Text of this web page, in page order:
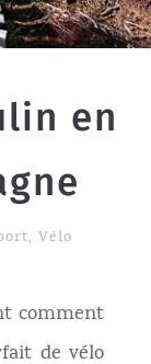
en
, Vélo
comment
de vélo